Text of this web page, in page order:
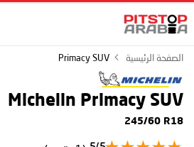
الصفحة الرئيسية Primacy SUV
Michelin Primacy SUV
245/60 R18